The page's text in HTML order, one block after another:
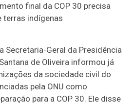
final da COP 30 precisa
terras indígenas
Secretaria-Geral da Presidência
de Oliveira informou já
da sociedade civil do
pela ONU como
para a COP 30. Ele disse